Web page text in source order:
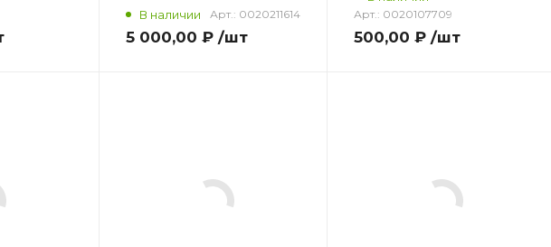
В наличии Арт.: 0020211614
5 000,00 ₽/шт
Арт.: 0020107709
500,00 ₽ /шт